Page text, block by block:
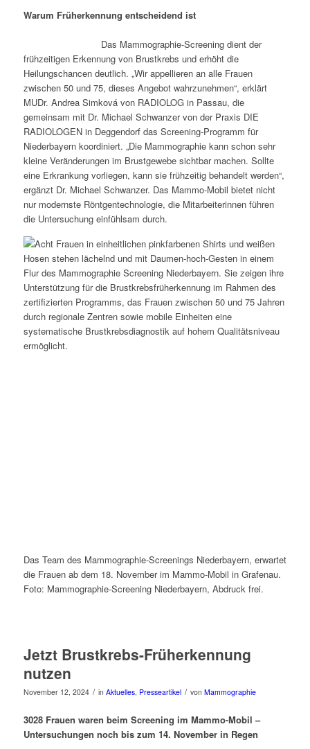
Warum Früherkennung entscheidend ist
Das Mammographie-Screening dient der
frühzeitigen Erkennung von Brustkrebs und erhöht die
Heilungschancen deutlich. „Wir appellieren an alle Frauen
zwischen 50 und 75, dieses Angebot wahrzunehmen“, erklärt
MUDr. Andrea Simková von RADIOLOG in Passau, die
gemeinsam mit Dr. Michael Schwanzer von der Praxis DIE
RADIOLOGEN in Deggendorf das Screening-Programm für
Niederbayern koordiniert. „Die Mammographie kann schon sehr
kleine Veränderungen im Brustgewebe sichtbar machen. Sollte
eine Erkrankung vorliegen, kann sie frühzeitig behandelt werden“,
ergänzt Dr. Michael Schwanzer. Das Mammo-Mobil bietet nicht
nur modernste Röntgentechnologie, die Mitarbeiterinnen führen
die Untersuchung einfühlsam durch.
Das Team des Mammographie-Screenings Niederbayern, erwartet
die Frauen ab dem 18. November im Mammo-Mobil in Grafenau.
Foto: Mammographie-Screening Niederbayern, Abdruck frei.
Jetzt Brustkrebs-Früherkennung
nutzen
November 12, 2024 / in Aktuelles, Presseartikel / von Mammographie
3028 Frauen waren beim Screening im Mammo-Mobil –
Untersuchungen noch bis zum 14. November in Regen